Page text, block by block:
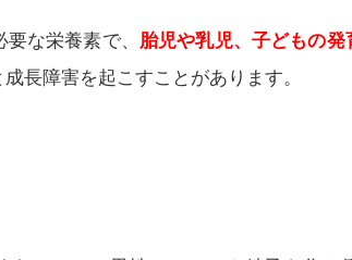
な栄養素で、 胎児や乳児、子どもの発
長障害を起こすことがあります。